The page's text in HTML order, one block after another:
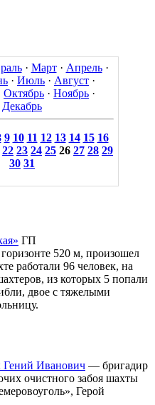
· Март· Апрель·
· Июль · Август ·
Октябрь · Ноябрь ·
Декабрь
9 10 11 12 13 14 15 16
22 23 24 25 26 27 28 29
30 31
ГП
520 м, произошел
работали 96 человек, на
из которых 5 попали
двое с тяжелыми
Гений Иванович — бригадир
очистного забоя шахты
Герой